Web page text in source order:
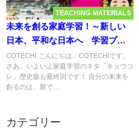
TEACHING MATERIALS
未来を創る家庭学習！～新しい
日本、平和な日本へ 学習プリ
ント＜家庭学習「キョウコ
レ」.13＞～
COTECHI こんにちは、COTECHIです。
さあ、いよいよ家庭学習のネタ「キョウコ
レ」歴史版も最終回です！ 自分の未来を
創るのは、親で...
カテゴリー